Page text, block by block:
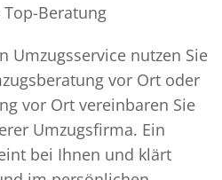
Beratung
Umzugsservice nutzen Sie
vor Ort oder
vor Ort vereinbaren Sie
Umzugsfirma. Ein
bei Ihnen und klärt